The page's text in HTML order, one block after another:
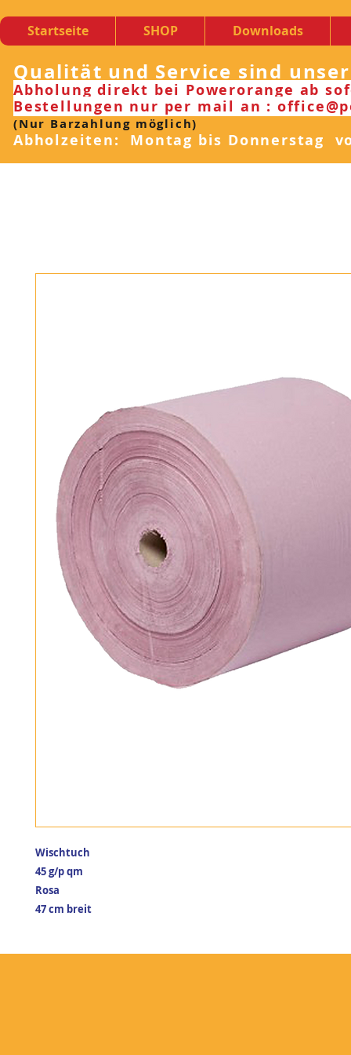
Startseite SHOP Downloads
Qualität und Service sind
Abholung direkt bei Powerorange ab
Bestellungen nur per mail an :
(Nur Barzahlung möglich)
Abholzeiten: Montag bis Donnerstag
Wischtuch
45 g/p qm
Rosa
47 cm breit